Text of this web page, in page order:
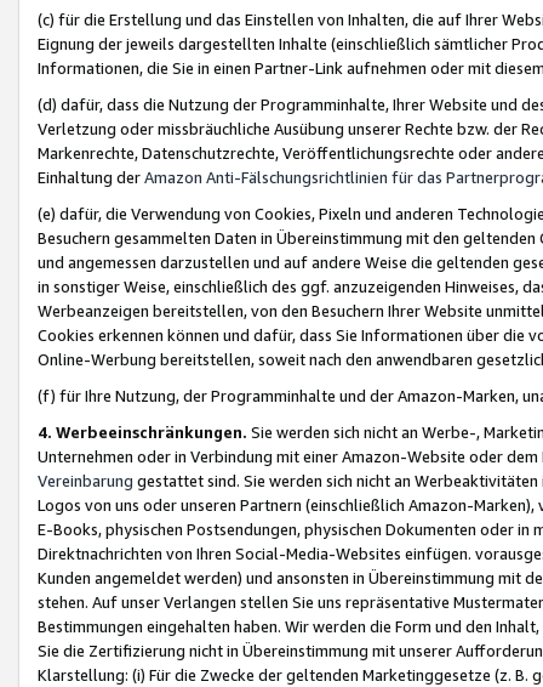
(c) für die Erstellung und das Einstellen von Inhalten, die auf Ihrer
Eignung der jeweils dargestellten Inhalte (einschließlich sämtlicher
Informationen, die Sie in einen Partner-Link aufnehmen oder mit
(d) dafür, dass die Nutzung der Programminhalte, Ihrer Website und
Verletzung oder missbräuchliche Ausübung unserer Rechte bzw. der
Markenrechte, Datenschutzrechte, Veröffentlichungsrechte oder
Einhaltung derAmazon Anti-Fälschungsrichtlinien für das
(e) dafür, die Verwendung von Cookies, Pixeln und anderen
Besuchern gesammelten Daten in Übereinstimmung mit den
und angemessen darzustellen und auf andere Weise die geltenden
in sonstiger Weise, einschließlich des ggf. anzuzeigenden Hinweises,
Werbeanzeigen bereitstellen, von den Besuchern Ihrer Website
Cookies erkennen können und dafür, dass Sie Informationen über die
Online-Werbung bereitstellen, soweit nach den anwendbaren
(f) für Ihre Nutzung, der Programminhalte und der Amazon-Marken,
4. Werbeeinschränkungen. Sie werden sich nicht an Werbe-,
Unternehmen oder in Verbindung mit einer Amazon-Website oder
Vereinbarung gestattet sind. Sie werden sich nicht an
Logos von uns oder unseren Partnern (einschließlich Amazon-
E-Books, physischen Postsendungen, physischen Dokumenten oder in
Direktnachrichten von Ihren Social-Media-Websites einfügen.
Kunden angemeldet werden) und ansonsten in Übereinstimmung mit
stehen. Auf unser Verlangen stellen Sie uns repräsentative
Bestimmungen eingehalten haben. Wir werden die Form und den
Sie die Zertifizierung nicht in Übereinstimmung mit unserer
Klarstellung: (i) Für die Zwecke der geltenden Marketinggesetze (z. B.